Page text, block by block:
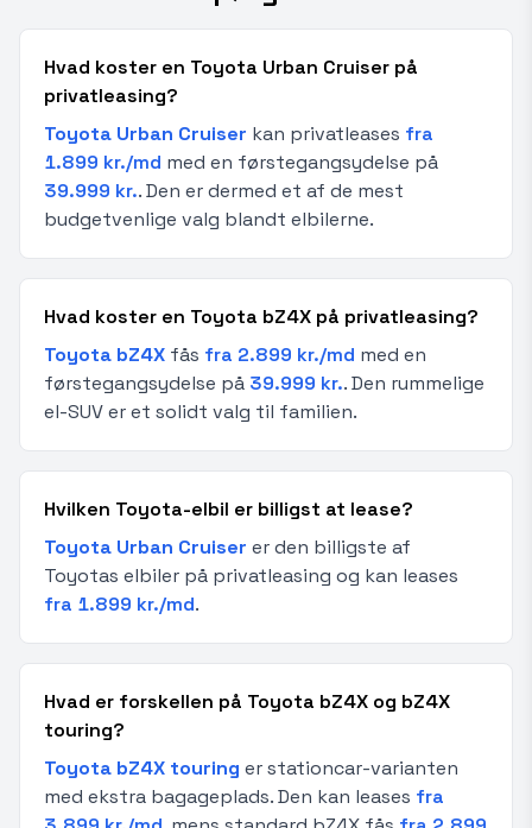
Hvad koster en Toyota Urban Cruiser på
privatleasing?
Toyota Urban Cruiser kan privatleases fra
1.899 kr./md med en førstegangsydelse på
39.999 kr.. Den er dermed et af de mest
budgetvenlige valg blandt elbilerne.
Hvad koster en Toyota bZ4X på privatleasing?
Toyota bZ4X fås fra 2.899 kr./md med en
førstegangsydelse på 39.999 kr.. Den rummelige
el-SUV er et solidt valg til familien.
Hvilken Toyota-elbil er billigst at lease?
Toyota Urban Cruiser er den billigste af
Toyotas elbiler på privatleasing og kan leases
fra 1.899 kr./md.
Hvad er forskellen på Toyota bZ4X og bZ4X
touring?
Toyota bZ4X touring er stationcar-varianten
med ekstra bagageplads. Den kan leases fra